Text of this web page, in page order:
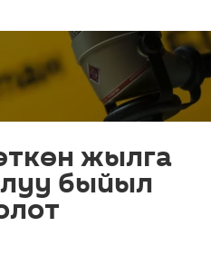
жылга
быйыл